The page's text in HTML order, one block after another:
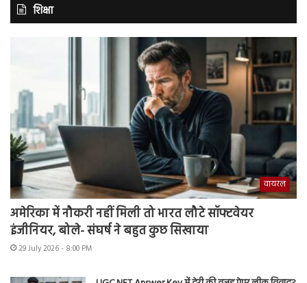
शिक्षा
वायरल
अमेरिका में नौकरी नहीं मिली तो भारत लौटे सॉफ्टवेयर
इंजीनियर, बोले- संघर्ष ने बहुत कुछ सिखाया
29 July 2026 - 8:00 PM